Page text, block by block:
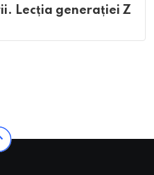
Lecția generației Z